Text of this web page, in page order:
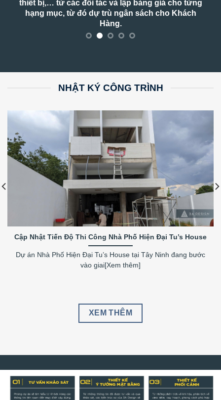
thiết bị,… từ các đối tác và lập bảng giá cho từng
hạng mục, từ đó dự trù ngân sách cho Khách
Hàng.
gian
thuật
NHẬT KÝ CÔNG TRÌNH
Cập Nhật Tiến Độ Thi Công Nhà Phố Hiện Đại Tu’s House
Dự án Nhà Phố Hiện Đại Tu’s House tại Tây Ninh đang bước
vào giai[Xem thêm]
XEM THÊM